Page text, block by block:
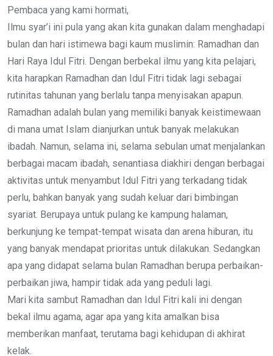
Pembaca yang kami hormati,
Ilmu syar’i ini pula yang akan kita gunakan dalam menghadapi
bulan dan hari istimewa bagi kaum muslimin: Ramadhan dan
Hari Raya Idul Fitri. Dengan berbekal ilmu yang kita pelajari,
kita harapkan Ramadhan dan Idul Fitri tidak lagi sebagai
rutinitas tahunan yang berlalu tanpa menyisakan apapun.
Ramadhan adalah bulan yang memiliki banyak keistimewaan
di mana umat Islam dianjurkan untuk banyak melakukan
ibadah. Namun, selama ini, selama sebulan umat menjalankan
berbagai macam ibadah, senantiasa diakhiri dengan berbagai
aktivitas untuk menyambut Idul Fitri yang terkadang tidak
perlu, bahkan banyak yang sudah keluar dari bimbingan
syariat. Berupaya untuk pulang ke kampung halaman,
berkunjung ke tempat-tempat wisata dan arena hiburan, itu
yang banyak mendapat prioritas untuk dilakukan. Sedangkan
apa yang didapat selama bulan Ramadhan berupa perbaikan-
perbaikan jiwa, hampir tidak ada yang peduli lagi.
Mari kita sambut Ramadhan dan Idul Fitri kali ini dengan
bekal ilmu agama, agar apa yang kita amalkan bisa
memberikan manfaat, terutama bagi kehidupan di akhirat
kelak.